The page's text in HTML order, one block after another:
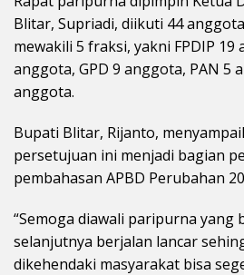
Blitar, Supriadi, diikuti 44
mewakili 5 fraksi, yakni FPDIP 19
anggota, GPD 9 anggota, PAN 5
anggota.
Bupati Blitar, Rijanto,
persetujuan ini menjadi bagian
pembahasan APBD Perubahan
“Semoga diawali paripurna yang
selanjutnya berjalan lancar
dikehendaki masyarakat bisa